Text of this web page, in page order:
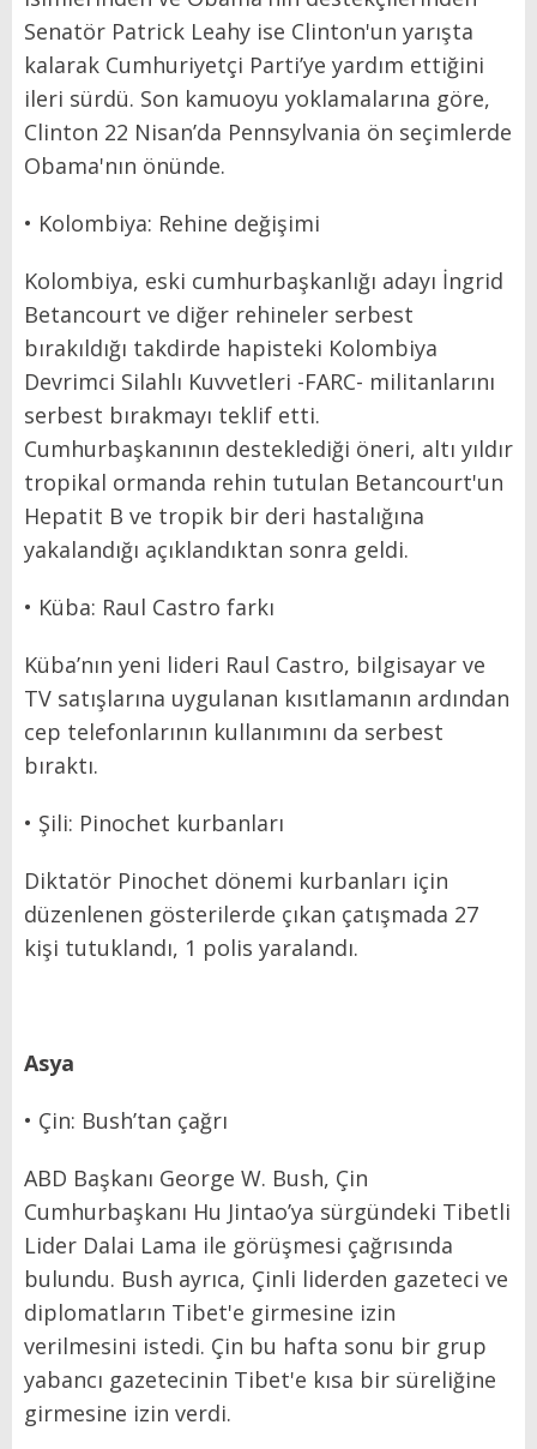
Senatör Patrick Leahy ise Clinton'un yarışta
kalarak Cumhuriyetçi Parti’ye yardım ettiğini
ileri sürdü. Son kamuoyu yoklamalarına göre,
Clinton 22 Nisan’da Pennsylvania ön seçimlerde
Obama'nın önünde.
• Kolombiya: Rehine değişimi
Kolombiya, eski cumhurbaşkanlığı adayı İngrid
Betancourt ve diğer rehineler serbest
bırakıldığı takdirde hapisteki Kolombiya
Devrimci Silahlı Kuvvetleri -FARC- militanlarını
serbest bırakmayı teklif etti.
Cumhurbaşkanının desteklediği öneri, altı yıldır
tropikal ormanda rehin tutulan Betancourt'un
Hepatit B ve tropik bir deri hastalığına
yakalandığı açıklandıktan sonra geldi.
• Küba: Raul Castro farkı
Küba’nın yeni lideri Raul Castro, bilgisayar ve
TV satışlarına uygulanan kısıtlamanın ardından
cep telefonlarının kullanımını da serbest
bıraktı.
• Şili: Pinochet kurbanları
Diktatör Pinochet dönemi kurbanları için
düzenlenen gösterilerde çıkan çatışmada 27
kişi tutuklandı, 1 polis yaralandı.
Asya
• Çin: Bush’tan çağrı
ABD Başkanı George W. Bush, Çin
Cumhurbaşkanı Hu Jintao’ya sürgündeki Tibetli
Lider Dalai Lama ile görüşmesi çağrısında
bulundu. Bush ayrıca, Çinli liderden gazeteci ve
diplomatların Tibet'e girmesine izin
verilmesini istedi. Çin bu hafta sonu bir grup
yabancı gazetecinin Tibet'e kısa bir süreliğine
girmesine izin verdi.